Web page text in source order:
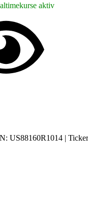
aktiv
US88160R1014 |